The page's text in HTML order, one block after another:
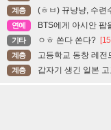
계층 (ㅎㅂ) 뀨냥냥, 수련
연예 BTS에게 아시안 팝
기타 ㅇㅎ 쏜다 쏜다?
계층 고등학교 동창 레전
계층 갑자기 생긴 일본